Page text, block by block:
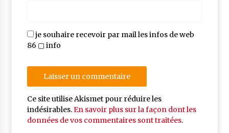
je souhaire recevoir par mail les infos de web
86 ▢ info
Ce site utilise Akismet pour réduire les
indésirables.En savoir plus sur la façon dont les
données de vos commentaires sont traitées.